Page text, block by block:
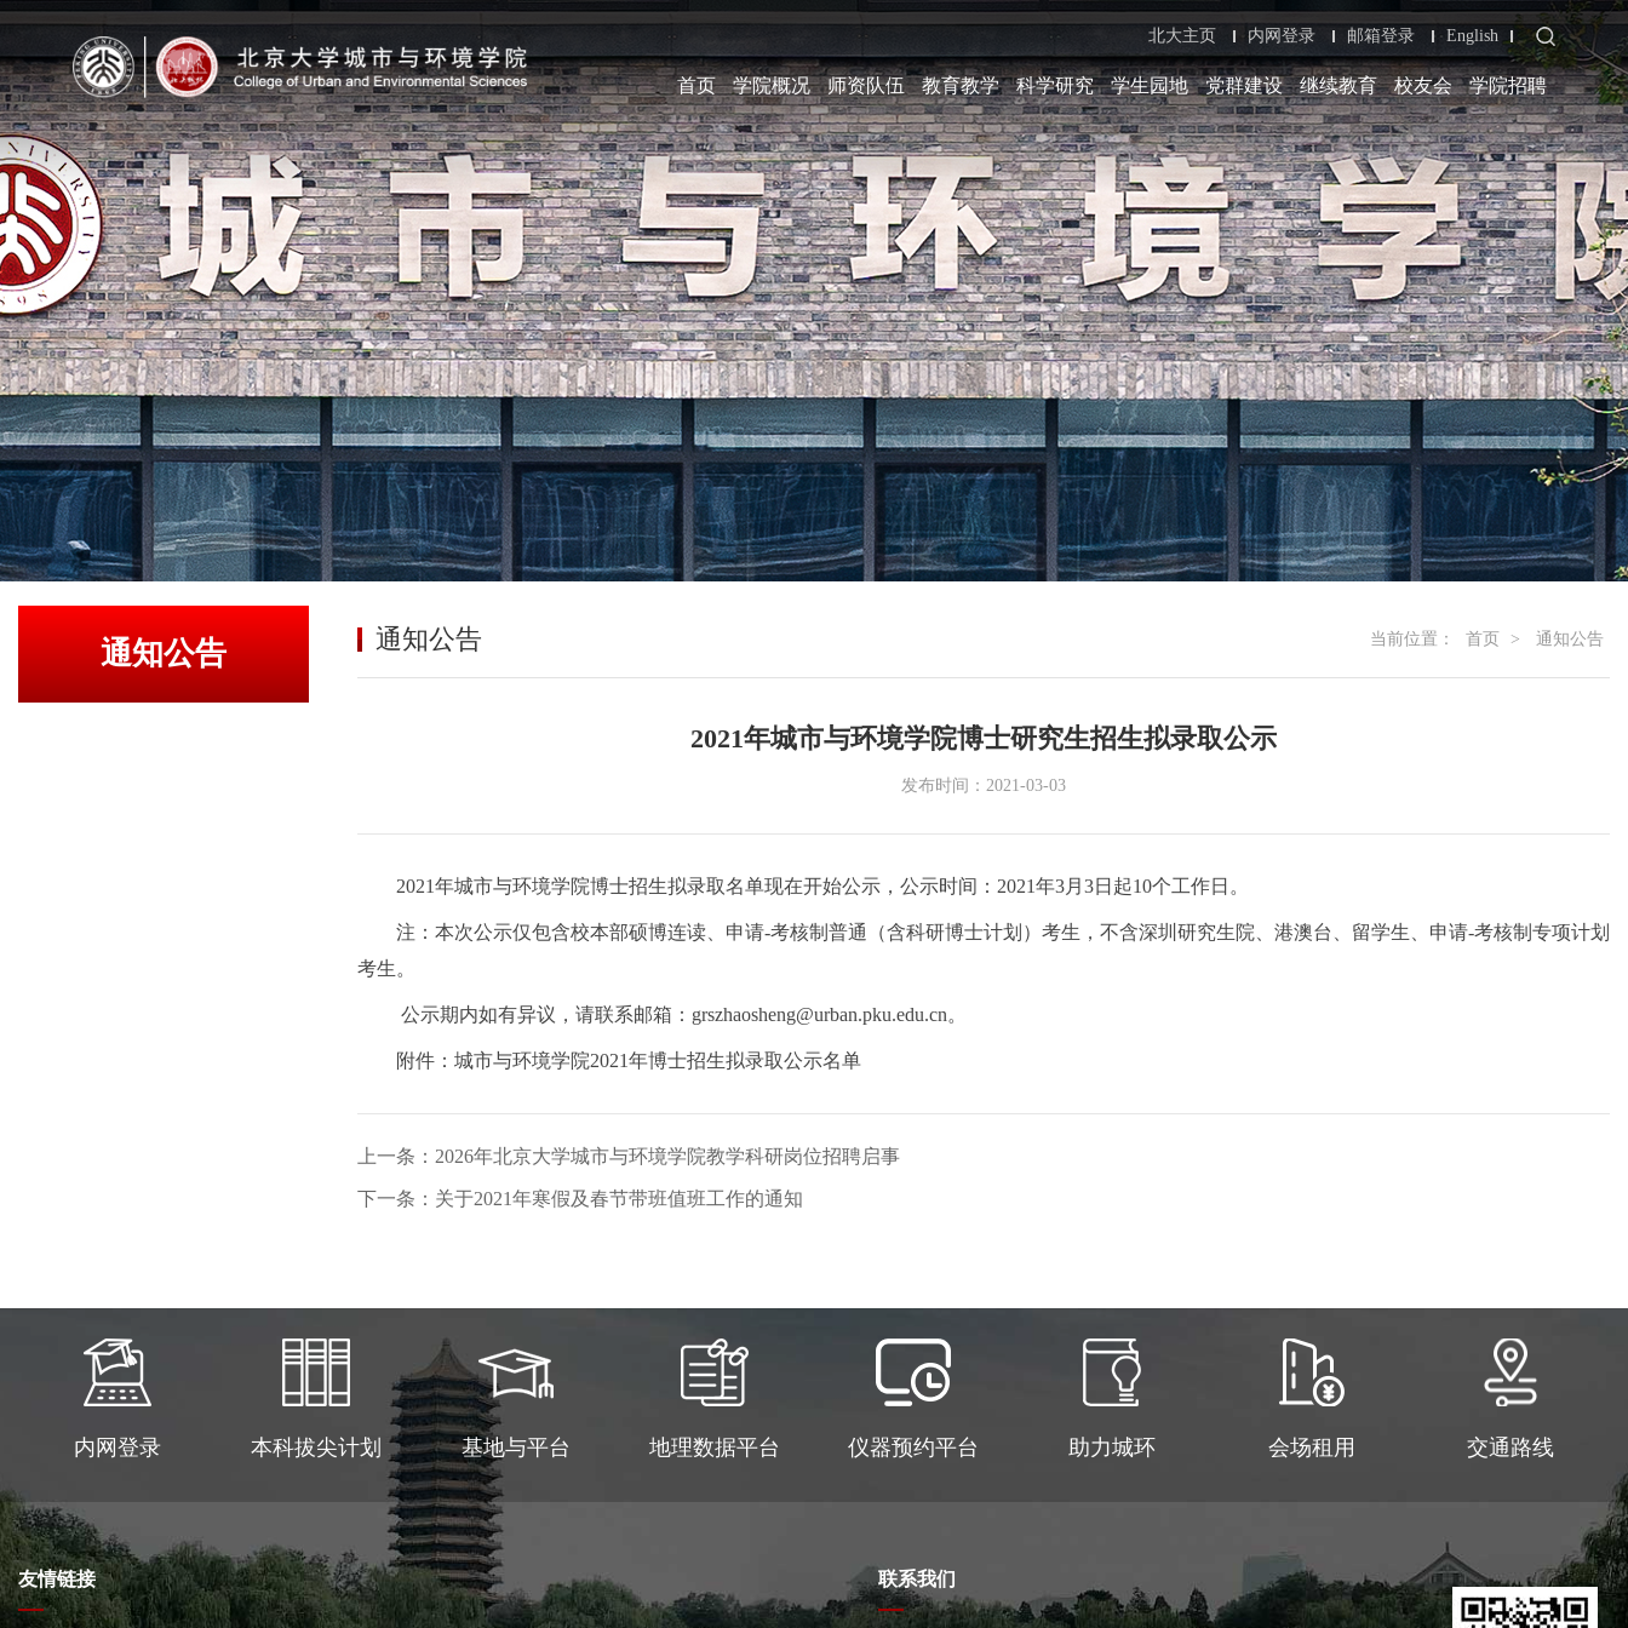
北大主页 内网登录 邮箱登录 English
首页 学院概况 师资队伍 教育教学 科学研究 学生园地 党群建设 继续教育 校友会 学院招聘
通知公告 通知公告 当前位置： 首页 > 通知公告
2021年城市与环境学院博士研究生招生拟录取公示
发布时间：2021-03-03
2021年城市与环境学院博士招生拟录取名单现在开始公示，公示时间： 2021年3月 3日起10个工作日。
注：本次公示仅包含校本部硕博连读、申请-考核制普通（含科研博士计划）考生，不含深圳研究生院、港澳台、留学生、申请-考核制专项计划
考生。
公示期内如有异议，请联系邮箱： grszhaosheng@urban.pku.edu.cn。
附件：城市与环境学院2021年博士招生拟录取公示名单
上一条：2026年北京大学城市与环境学院教学科研岗位招聘启事
下一条：关于2021年寒假及春节带班值班工作的通知
内网登录 本科拔尖计划 基地与平台 地理数据平台 仪器预约平台 助力城环 会场租用 交通路线
友情链接 联系我们